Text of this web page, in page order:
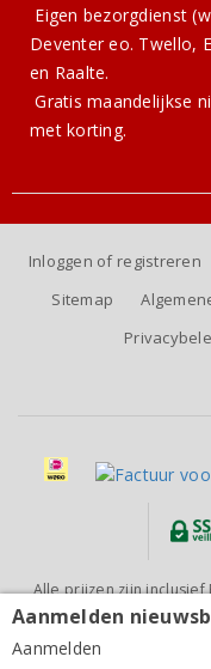
Eigen bezorgdienst
Deventer eo. Twello,
en Raalte.
Gratismaandelijkse
met korting.
Inloggen of registreren
Sitemap
Alle prijzen zijn
Aanmelden
Aanmelden